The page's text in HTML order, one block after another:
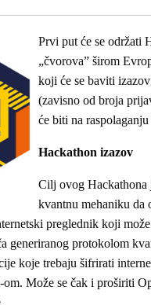
Prvi put će se održati
„čvorova” širom
koji će se baviti
(zavisno od broja
će biti na
Hackathon izazov
Cilj ovog Hackathona
kvantnu mehaniku da
preglednik koji
generiranog protokolom
koje trebaju šifrirati
Može se čak i proširiti